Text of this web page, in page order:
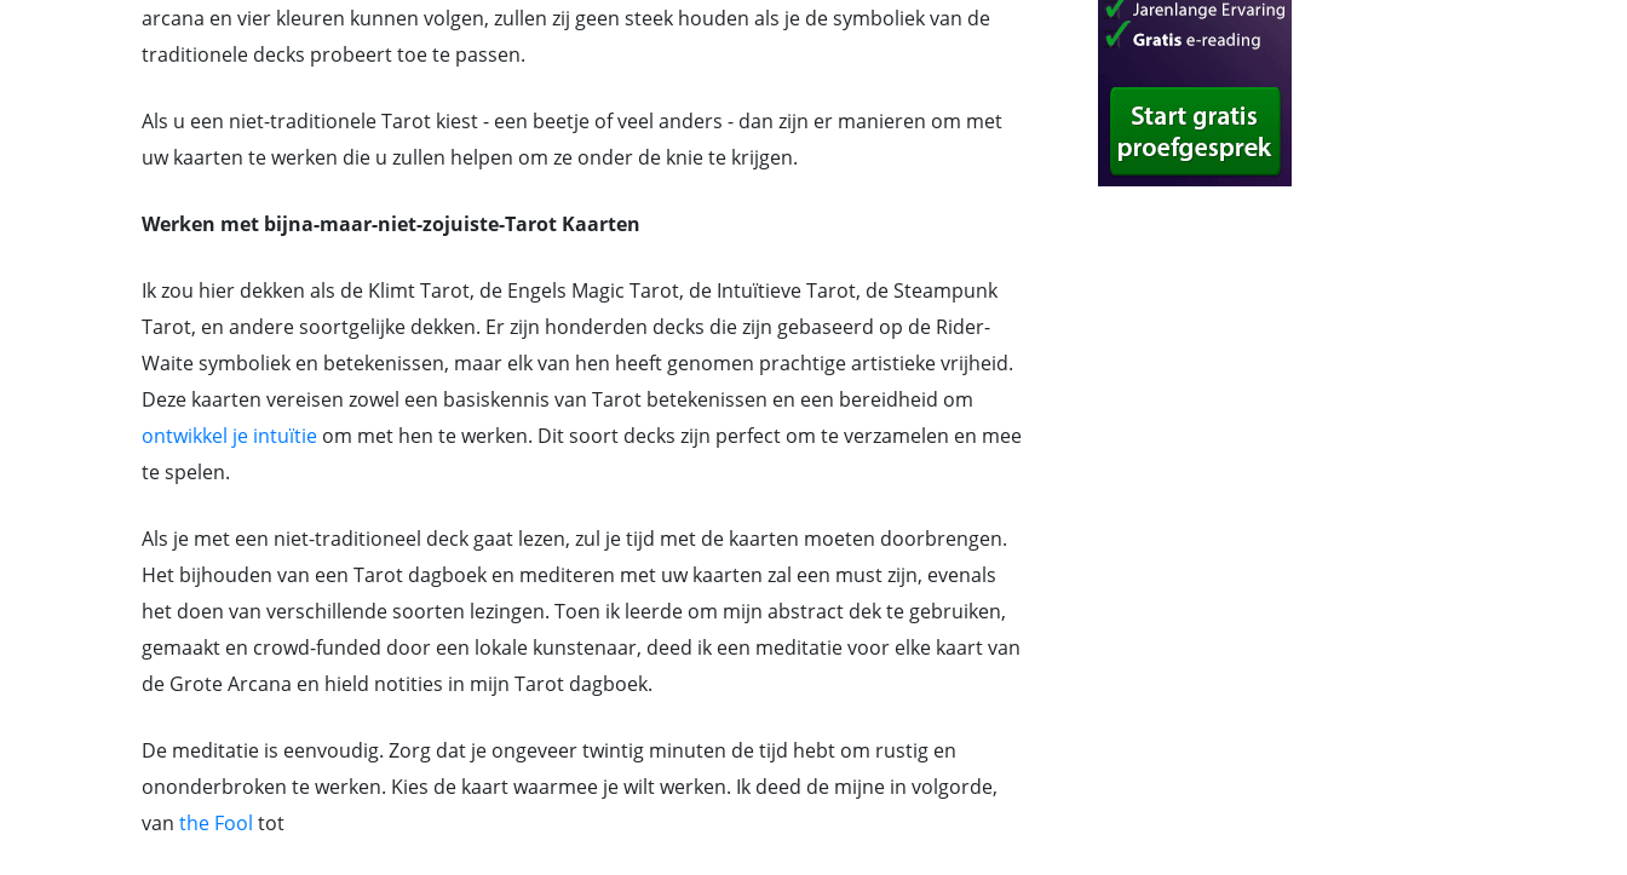
arcana en vier kleuren kunnen volgen, zullen zij geen steek houden als je de symboliek van de
traditionele decks probeert toe te passen.
Als u een niet-traditionele Tarot kiest - een beetje of veel anders - dan zijn er manieren om met
uw kaarten te werken die u zullen helpen om ze onder de knie te krijgen.
Werken met bijna-maar-niet-zojuiste-Tarot Kaarten
Ik zou hier dekken als de Klimt Tarot, de Engels Magic Tarot, de Intuïtieve Tarot, de Steampunk
Tarot, en andere soortgelijke dekken. Er zijn honderden decks die zijn gebaseerd op de Rider-
Waite symboliek en betekenissen, maar elk van hen heeft genomen prachtige artistieke vrijheid.
Deze kaarten vereisen zowel een basiskennis van Tarot betekenissen en een bereidheid om
ontwikkel je intuïtie om met hen te werken. Dit soort decks zijn perfect om te verzamelen en mee
te spelen.
Als je met een niet-traditioneel deck gaat lezen, zul je tijd met de kaarten moeten doorbrengen.
Het bijhouden van een Tarot dagboek en mediteren met uw kaarten zal een must zijn, evenals
het doen van verschillende soorten lezingen. Toen ik leerde om mijn abstract dek te gebruiken,
gemaakt en crowd-funded door een lokale kunstenaar, deed ik een meditatie voor elke kaart van
de Grote Arcana en hield notities in mijn Tarot dagboek.
De meditatie is eenvoudig. Zorg dat je ongeveer twintig minuten de tijd hebt om rustig en
ononderbroken te werken. Kies de kaart waarmee je wilt werken. Ik deed de mijne in volgorde,
van the Fool tot